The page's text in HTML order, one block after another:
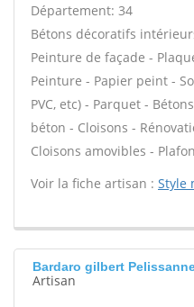
Département: 34
Bétons décoratifs
Peinture de façade -
Peinture - Papier peint -
PVC, etc) - Parquet -
béton - Cloisons -
Cloisons amovibles -
Voir la fiche artisan : Style
Bardaro gilbert
Artisan